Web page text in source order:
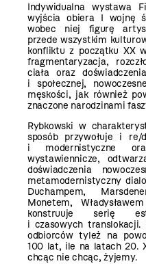
Indywidualna wystawa
wyjścia obiera I wojnę
wobec niej figurę
przede wszystkim
konfliktu z początku XX
fragmentaryzacja,
ciała oraz
i społecznej,
męskości, jak również
znaczone narodzinami
Rybkowski w
sposób przywołuje i re/
i modernistyczne
wystawiennicze,
doświadczenia
metamodernistyczny
Duchampem,
Monetem,
konstruuje serię
i czasowych
odbiorców tyleż na
100 lat, ile na latach 20.
chcąc nie chcąc, żyjemy.